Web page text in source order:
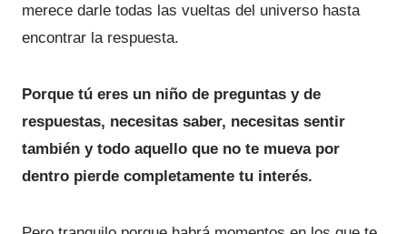
merece darle todas las vueltas del universo hasta
encontrar la respuesta.
Porque tú eres un niño de preguntas y de
respuestas, necesitas saber, necesitas sentir
también y todo aquello que no te mueva por
dentro pierde completamente tu interés.